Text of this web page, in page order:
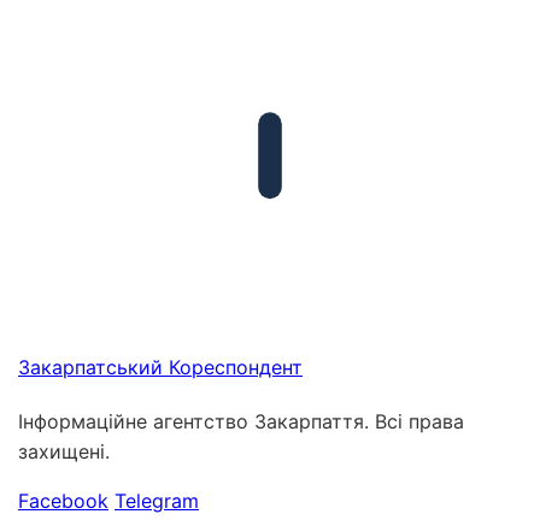
Закарпатський Кореспондент
Інформаційне агентство Закарпаття. Всі права
захищені.
Facebook Telegram